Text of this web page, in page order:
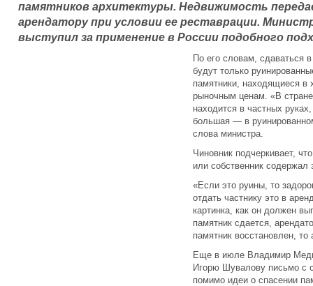
памятников архитектуры. Недвижимость
арендатору при условии ее реставрации.
выступил за применение в России подобного
По его словам, сдаваться
будут только
памятники, находящиеся в
рыночным ценам. «В
находится в частных
большая — в
слова министра.
Чиновник подчеркивает,
или собственник
«Если это руины, то
отдать частнику это в
картинка, как он должен
памятник сдается,
памятник восстановлен,
Еще в июле Владимир
Игорю Шувалову письмо с
помимо идеи о спасении